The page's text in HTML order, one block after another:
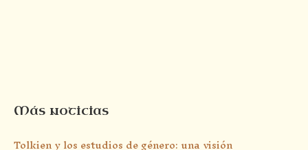
Más noticias
Tolkien y los estudios de género: una visión